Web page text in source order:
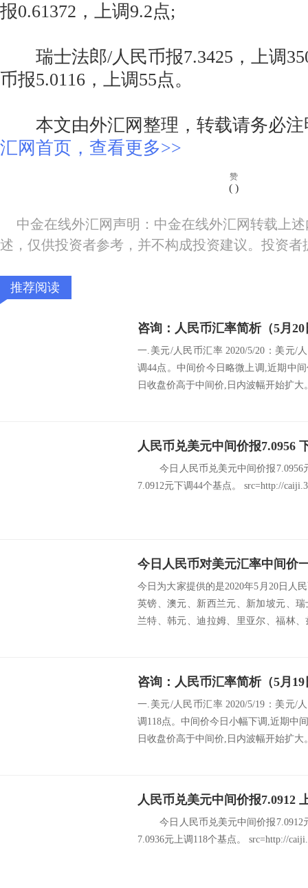
报0.61372，上调9.2点;
瑞士法郎/人民币报7.3425，上调
币报5.0116，上调55点。
本文由外汇网整理，转载请务必注
汇网首页，查看更多>>
赞
( )
中金在线外汇网声明：中金在线外汇网转载上
述，仅供投资者参考，并不构成投资建议。投资
推荐阅读
咨询：人民币汇率简析（5月20
一.美元/人民币汇率 2020/5/20：美元/
调44点。中间价今日略微上调,近期中
日收盘价高于中间价,日内波幅开始扩大
人民币兑美元中间价报7.0956
今日人民币兑美元中间价报7.0956
7.0912元下调44个基点。 src=http://
今日人民币对美元汇率中间价
今日为大家提供的是2020年5月20日人
英镑、澳元、新西兰元、新加坡元、
兰特、韩元、迪拉姆、里亚尔、福林
咨询：人民币汇率简析（5月19
一.美元/人民币汇率 2020/5/19：美元/
调118点。中间价今日小幅下调,近期中
日收盘价高于中间价,日内波幅开始扩大
人民币兑美元中间价报7.0912
今日人民币兑美元中间价报7.0912
7.0936元上调118个基点。 src=http://